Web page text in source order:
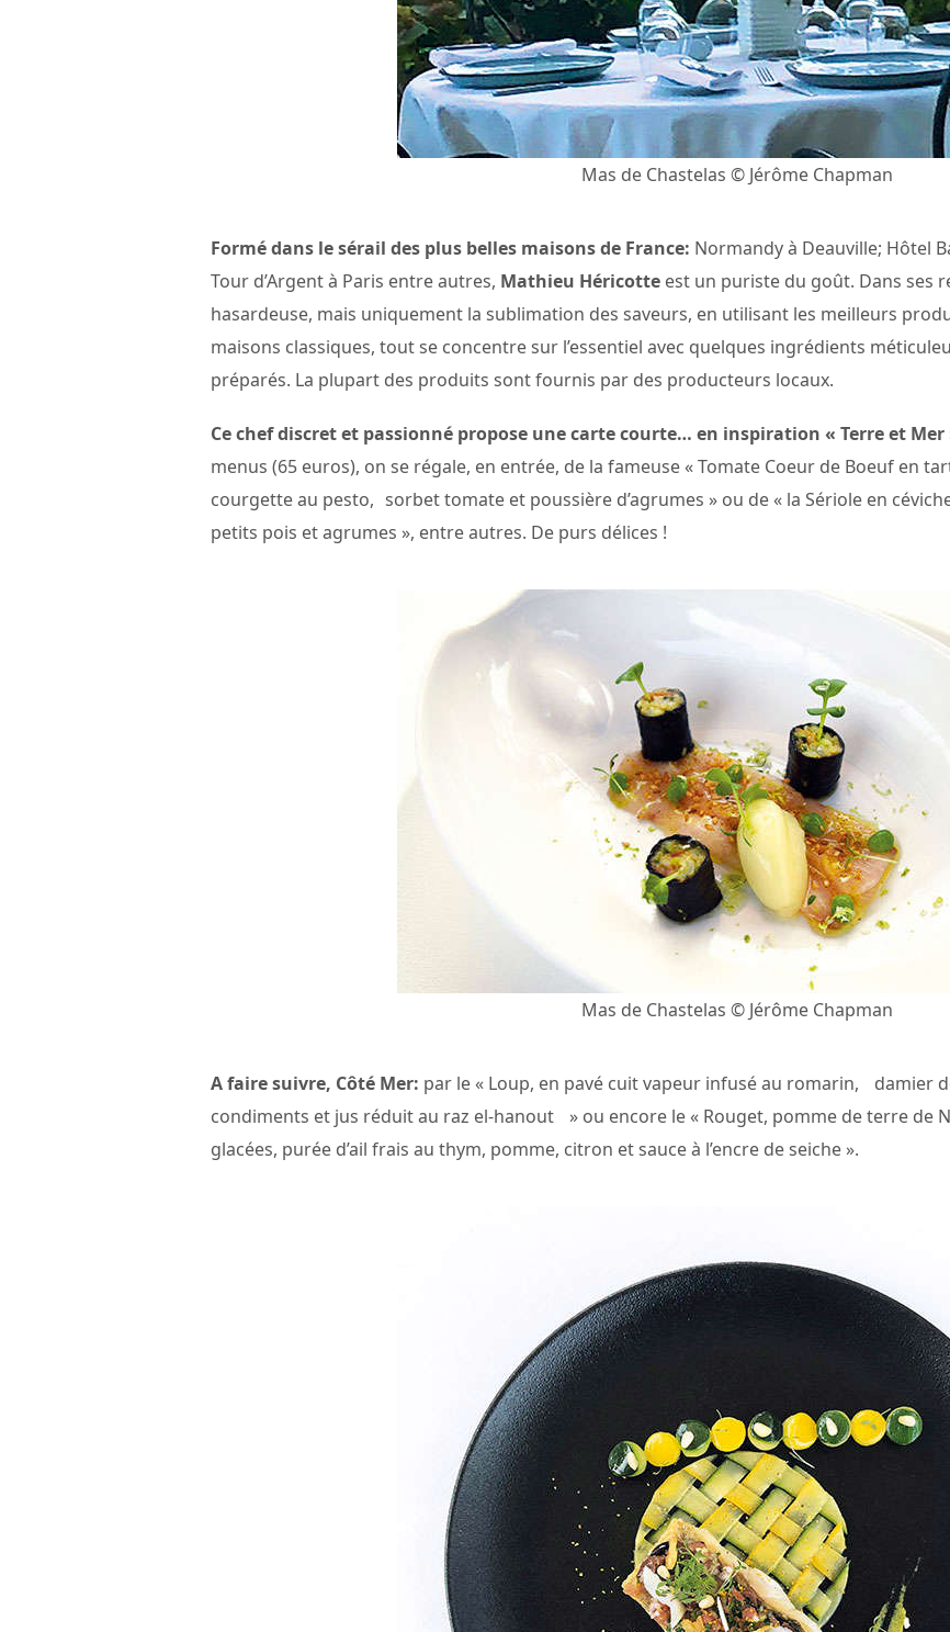
Mas de Chastelas © Jérôme Chapman
Formé dans le sérail des plus belles maisons de France: Normandy à Deauville; Hôtel
Tour d’Argent à Paris entre autres, Mathieu Héricotte est un puriste du goût. Dans ses
hasardeuse, mais uniquement la sublimation des saveurs, en utilisant les meilleurs
maisons classiques, tout se concentre sur l’essentiel avec quelques ingrédients
préparés. La plupart des produits sont fournis par des producteurs locaux.
Ce chef discret et passionné propose une carte courte… en inspiration « Terre et Mer
menus (65 euros), on se régale, en entrée, de la fameuse « Tomate Coeur de Boeuf en
courgette au pesto, sorbet tomate et poussière d’agrumes » ou de « la Sériole en
petits pois et agrumes », entre autres. De purs délices !
Mas de Chastelas © Jérôme Chapman
A faire suivre, Côté Mer: par le « Loup, en pavé cuit vapeur infusé au romarin, damier
condiments et jus réduit au raz el-hanout » ou encore le « Rouget, pomme de terre de
glacées, purée d’ail frais au thym, pomme, citron et sauce à l’encre de seiche ».